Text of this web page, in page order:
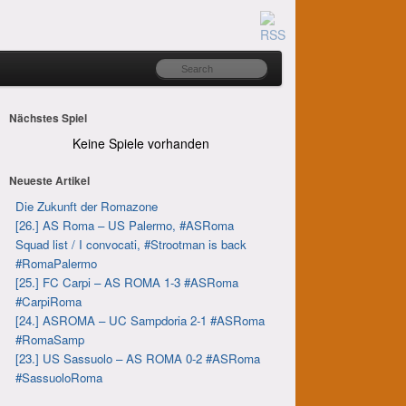
Nächstes Spiel
Keine Spiele vorhanden
Neueste Artikel
Die Zukunft der Romazone
[26.] AS Roma – US Palermo, #ASRoma
Squad list / I convocati, #Strootman is back
#RomaPalermo
[25.] FC Carpi – AS ROMA 1-3 #ASRoma
#CarpiRoma
[24.] ASROMA – UC Sampdoria 2-1 #ASRoma
#RomaSamp
[23.] US Sassuolo – AS ROMA 0-2 #ASRoma
#SassuoloRoma